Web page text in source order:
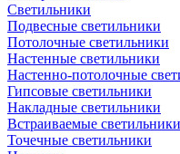
Светильники
Подвесные светильники
Потолочные светильники
Настенные светильники
Настенно-потолочные
Гипсовые светильники
Накладные светильники
Встраиваемые светильники
Точечные светильники